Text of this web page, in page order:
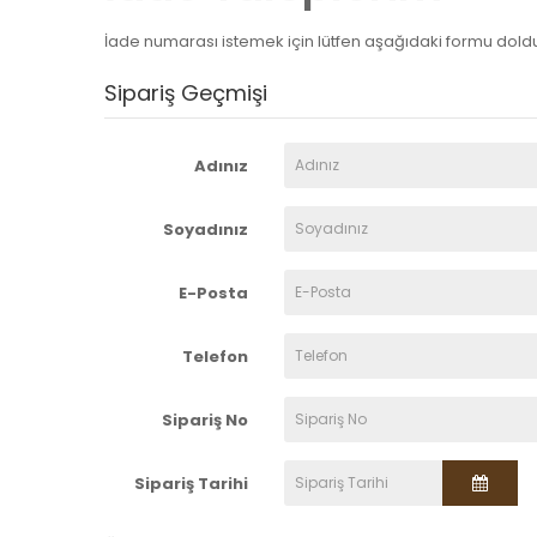
İade numarası istemek için lütfen aşağıdaki formu
Sipariş Geçmişi
Adınız
Soyadınız
E-Posta
Telefon
Sipariş No
Sipariş Tarihi